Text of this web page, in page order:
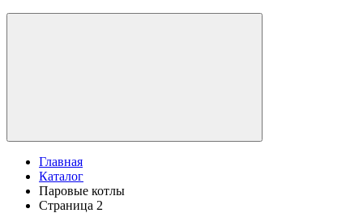
Главная
Каталог
Паровые котлы
Страница 2